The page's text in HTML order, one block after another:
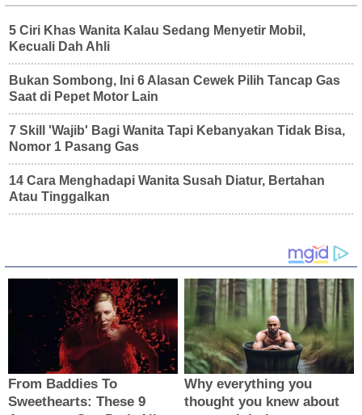
5 Ciri Khas Wanita Kalau Sedang Menyetir Mobil,
Kecuali Dah Ahli
Bukan Sombong, Ini 6 Alasan Cewek Pilih Tancap Gas
Saat di Pepet Motor Lain
7 Skill 'Wajib' Bagi Wanita Tapi Kebanyakan Tidak Bisa,
Nomor 1 Pasang Gas
14 Cara Menghadapi Wanita Susah Diatur, Bertahan
Atau Tinggalkan